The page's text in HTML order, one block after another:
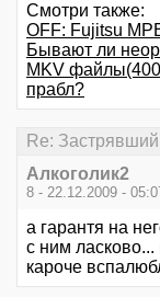
Смотри также:
OFF: Fujitsu
Бывают ли
MKV
прабл?
Re:
Алкоголик2
8 - 22.12.2009 -
а гарантя на
с ним
кароче